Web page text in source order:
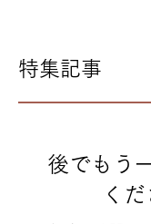
特集記事
後でもう
く